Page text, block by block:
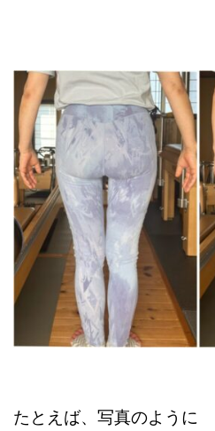
たとえば、写真のように